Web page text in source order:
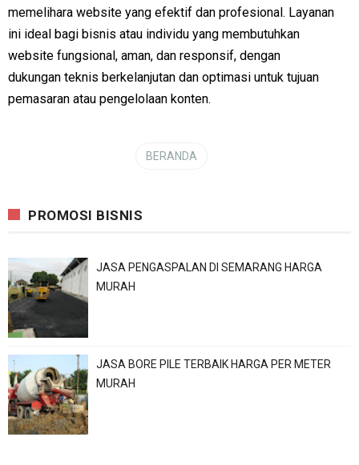
memelihara website yang efektif dan profesional. Layanan
ini ideal bagi bisnis atau individu yang membutuhkan
website fungsional, aman, dan responsif, dengan
dukungan teknis berkelanjutan dan optimasi untuk tujuan
pemasaran atau pengelolaan konten.
BERANDA
PROMOSI BISNIS
JASA PENGASPALAN DI SEMARANG HARGA
MURAH
JASA BORE PILE TERBAIK HARGA PER METER
MURAH